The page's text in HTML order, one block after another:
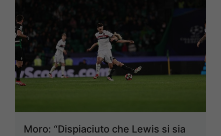
Moro: “Dispiaciuto che Lewis si sia